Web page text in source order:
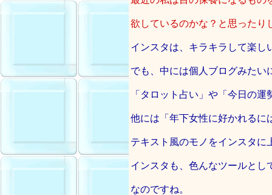
欲しているのかな？と思ったり
インスタは、キラキラして楽し
でも、中には個人ブログみたい
「タロット占い」や「今日の
他には「年下女性に好かれるに
テキスト風のモノをインスタに
インスタも、色んなツールとし
なのですね。